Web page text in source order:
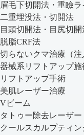
眉毛下切開法・重瞼
二重埋没法・切開法
目頭切開法・目尻切開
脱脂CRF法
切らないクマ治療（注
器械系リフトアップ施
リフトアップ手術
美肌レーザー治療
Vビーム
タトゥー除去レーザ
クールスカルプティン